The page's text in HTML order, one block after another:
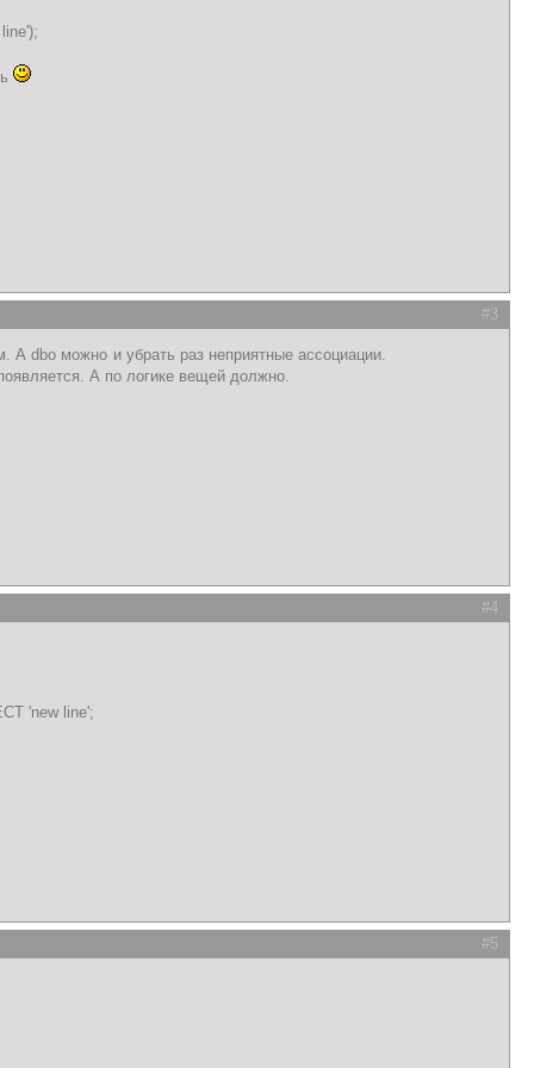
#3
dbo можно и убрать раз неприятные ассоциации.
А по логике вещей должно.
#4
'new line';
#5